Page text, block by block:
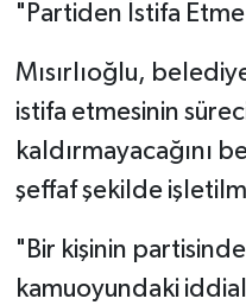
"Partiden İstifa
Mısırlıoğlu,
istifa etmesinin
kaldırmayacağını
şeffaf şekilde
"Bir kişinin
kamuoyundaki